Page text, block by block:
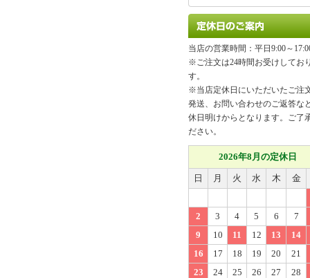
当店の営業時間：平日9:00～
※ご注文は24時間お受けしてお
す。
※当店定休日にいただいたご注
発送、お問い合わせのご返答な
休日明けからとなります。ご了
ださい。
2026年8月の定休日
日 月 火 水 木 金
2
3 4 5 6 7
9
10 11 12 13 14
16
17 18 19 20 21
23
24 25 26 27 28